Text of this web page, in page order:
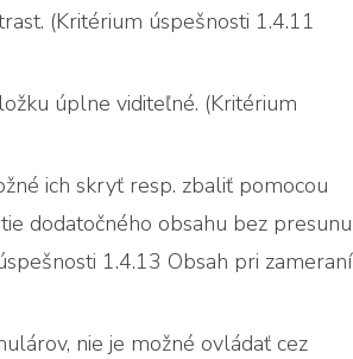
(Kritérium úspešnosti 1.4.11
úplne viditeľné. (Kritérium
ich skryť resp. zbaliť pomocou
dodatočného obsahu bez presunu
1.4.13 Obsah pri zameraní
nie je možné ovládať cez